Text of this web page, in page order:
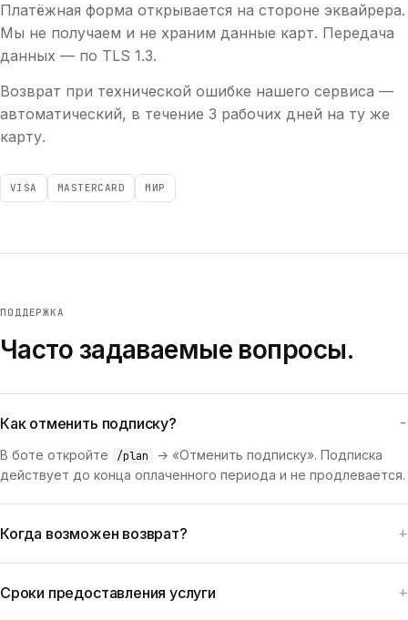
Платёжная форма открывается на стороне эквайрера.
Мы не получаем и не храним данные карт. Передача
данных — по TLS 1.3.
Возврат при технической ошибке нашего сервиса —
автоматический, в течение 3 рабочих дней на ту же
карту.
VISA MASTERCARD МИР
ПОДДЕРЖКА
Часто задаваемые вопросы.
Как отменить подписку?
В боте откройте /plan
→ «Отменить подписку». Подписка
действует до конца оплаченного периода и не продлевается.
Когда возможен возврат?
Сроки предоставления услуги